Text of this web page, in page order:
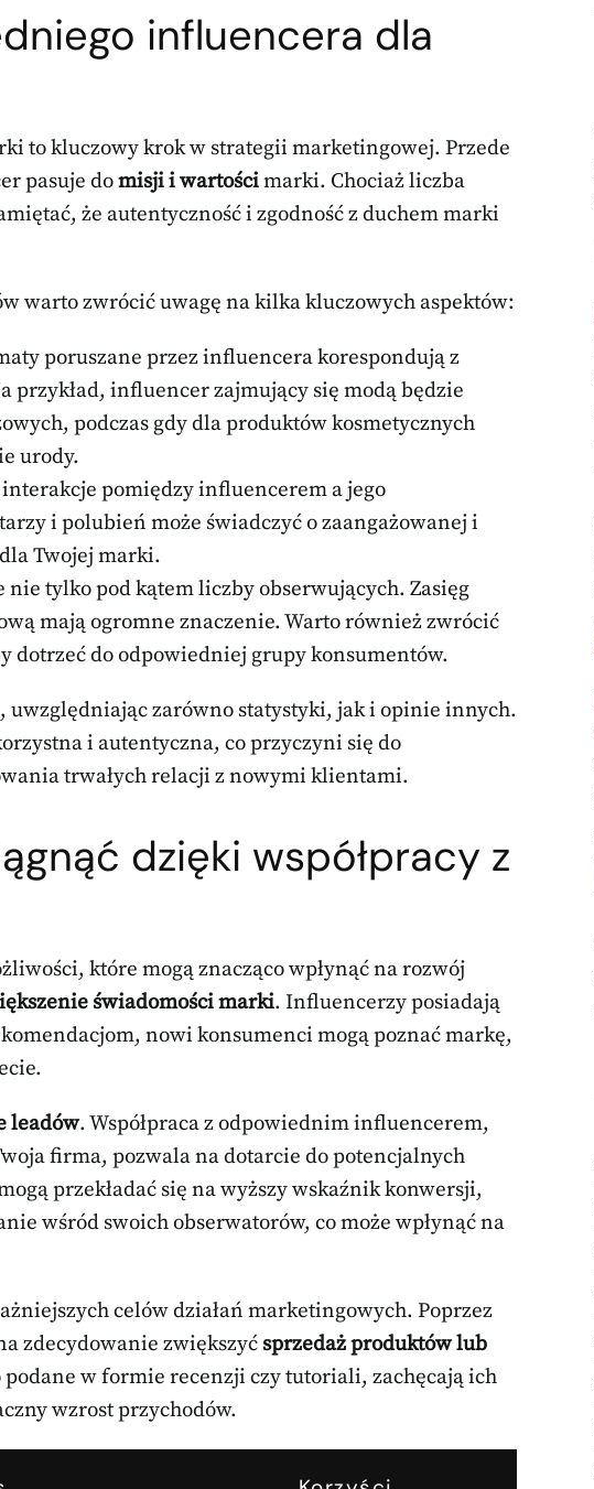
influencera dla
to kluczowy krok w strategii marketingowej. Przede
pasuje domisji i wartościmarki. Chociaż liczba
że autentyczność i zgodność z duchem marki
warto zwrócić uwagę na kilka kluczowych aspektów:
poruszane przez influencera korespondują z
przykład, influencer zajmujący się modą będzie
podczas gdy dla produktów kosmetycznych
urody.
pomiędzy influencerem a jego
i polubień może świadczyć o zaangażowanej i
Twojej marki.
tylko pod kątem liczby obserwujących. Zasięg
mają ogromne znaczenie. Warto również zwrócić
dotrzeć do odpowiedniej grupy konsumentów.
uwzględniając zarówno statystyki, jak i opinie innych.
i autentyczna, co przyczyni się do
trwałych relacji z nowymi klientami.
dzięki współpracy z
które mogą znacząco wpłynąć na rozwój
świadomości marki. Influencerzy posiadają
nowi konsumenci mogą poznać markę,
leadów. Współpraca z odpowiednim influencerem,
firma, pozwala na dotarcie do potencjalnych
przekładać się na wyższy wskaźnik konwersji,
wśród swoich obserwatorów, co może wpłynąć na
celów działań marketingowych. Poprzez
zdecydowanie zwiększyć sprzedaż produktów lub
w formie recenzji czy tutoriali, zachęcają ich
wzrost przychodów.